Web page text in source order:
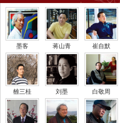
墨客 蒋山青 崔自默
雒三桂 刘墨 白敬周